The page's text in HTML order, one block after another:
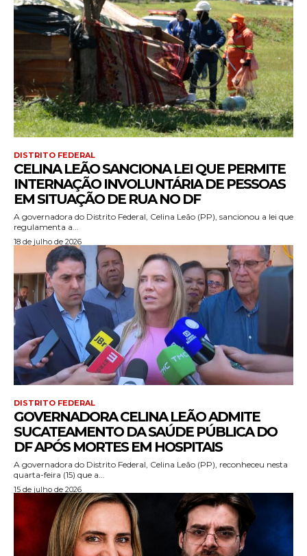
DISTRITO FEDERAL
CELINA LEÃO SANCIONA LEI QUE PERMITE
INTERNAÇÃO INVOLUNTÁRIA DE PESSOAS
EM SITUAÇÃO DE RUA NO DF
A governadora do Distrito Federal, Celina Leão (PP), sancionou a lei que
regulamenta a...
18 de julho de 2026
DISTRITO FEDERAL
GOVERNADORA CELINA LEÃO ADMITE
SUCATEAMENTO DA SAÚDE PÚBLICA DO
DF APÓS MORTES EM HOSPITAIS
A governadora do Distrito Federal, Celina Leão (PP), reconheceu nesta
quarta-feira (15) que a...
15 de julho de 2026